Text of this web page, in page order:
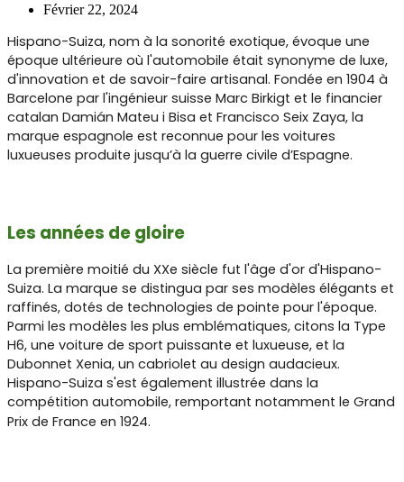
Février 22, 2024
Hispano-Suiza, nom à la sonorité exotique, évoque une
époque ultérieure où l'automobile était synonyme de luxe,
d'innovation et de savoir-faire artisanal. Fondée en 1904 à
Barcelone par l'ingénieur suisse Marc Birkigt et le financier
catalan Damián Mateu i Bisa et Francisco Seix Zaya, la
marque espagnole est reconnue pour les voitures
luxueuses produite jusqu’à la guerre civile d’Espagne.
Les années de gloire
La première moitié du XXe siècle fut l'âge d'or d'Hispano-
Suiza. La marque se distingua par ses modèles élégants et
raffinés, dotés de technologies de pointe pour l'époque.
Parmi les modèles les plus emblématiques, citons la Type
H6, une voiture de sport puissante et luxueuse, et la
Dubonnet Xenia, un cabriolet au design audacieux.
Hispano-Suiza s'est également illustrée dans la
compétition automobile, remportant notamment le Grand
Prix de France en 1924.